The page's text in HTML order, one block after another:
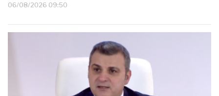
06/08/2026 09:50